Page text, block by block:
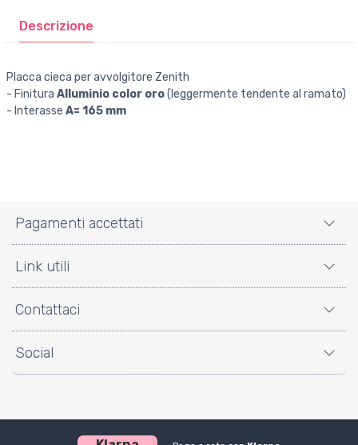
Descrizione
Placca cieca per avvolgitore Zenith
- Finitura Alluminio color oro(leggermente tendente al ramato)
- Interasse A= 165 mm
Pagamenti accettati
Link utili
Contattaci
Social